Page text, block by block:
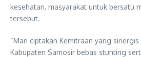
kesehatan, masyarakat untuk bersatu
tersebut.
“Mari ciptakan Kemitraan yang
Kabupaten Samosir bebas stunting